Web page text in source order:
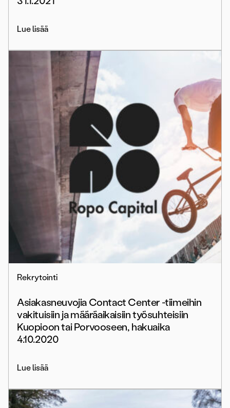
Lue lisää
Rekrytointi
Asiakasneuvojia Contact Center -tiimeihin
vakituisiin ja määräaikaisiin työsuhteisiin
Kuopioon tai Porvooseen, hakuaika
4.10.2020
Lue lisää